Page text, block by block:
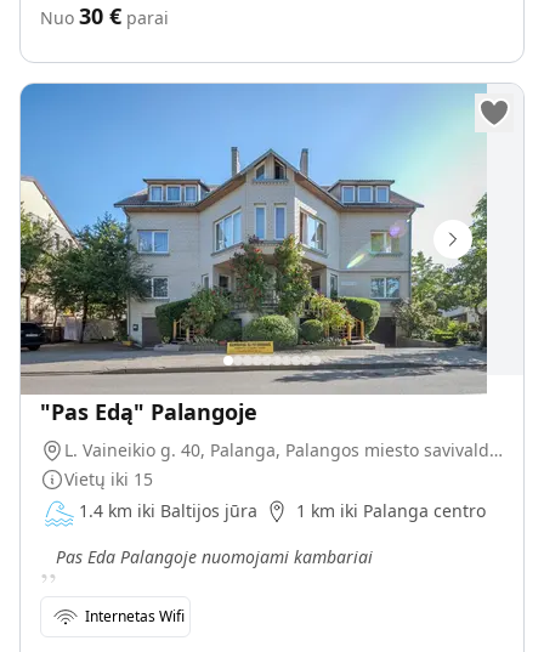
Nuo 30 € parai
"Pas Edą" Palangoje
L. Vaineikio g. 40, Palanga, Palangos miesto savivaldybė, Lietuva
Vietų iki 15
1.4 km iki Baltijos jūra
1 km iki Palanga centro
„Pas Eda Palangoje nuomojami kambariai
Internetas Wifi